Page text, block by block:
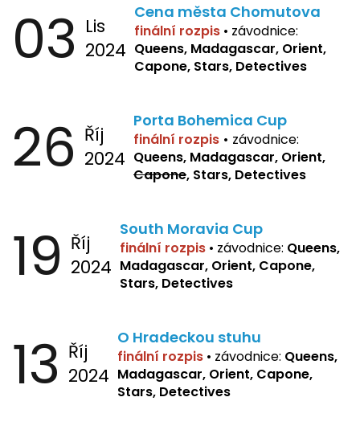
03 Lis
2024
Cena města Chomutova
finální rozpis • závodnice:
Queens, Madagascar, Orient,
Capone, Stars, Detectives
26 Říj
2024
Porta Bohemica Cup
finální rozpis • závodnice:
Queens, Madagascar, Orient,
Capone, Stars, Detectives
19 Říj
2024
South Moravia Cup
finální rozpis • závodnice: Queens,
Madagascar, Orient, Capone,
Stars, Detectives
13 Říj
2024
O Hradeckou stuhu
finální rozpis • závodnice: Queens,
Madagascar, Orient, Capone,
Stars, Detectives